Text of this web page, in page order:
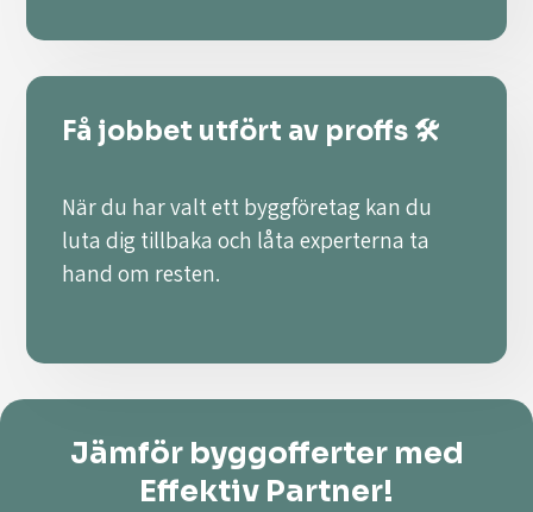
Få jobbet utfört av proffs 🛠️
När du har valt ett byggföretag kan du
luta dig tillbaka och låta experterna ta
hand om resten.
Jämför byggofferter med
Effektiv Partner!